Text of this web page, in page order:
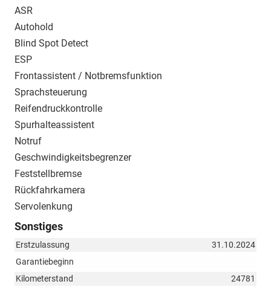
ASR
Autohold
Blind Spot Detect
ESP
Frontassistent / Notbremsfunktion
Sprachsteuerung
Reifendruckkontrolle
Spurhalteassistent
Notruf
Geschwindigkeitsbegrenzer
Feststellbremse
Rückfahrkamera
Servolenkung
Sonstiges
Erstzulassung
31.10.2024
Garantiebeginn
Kilometerstand
24781